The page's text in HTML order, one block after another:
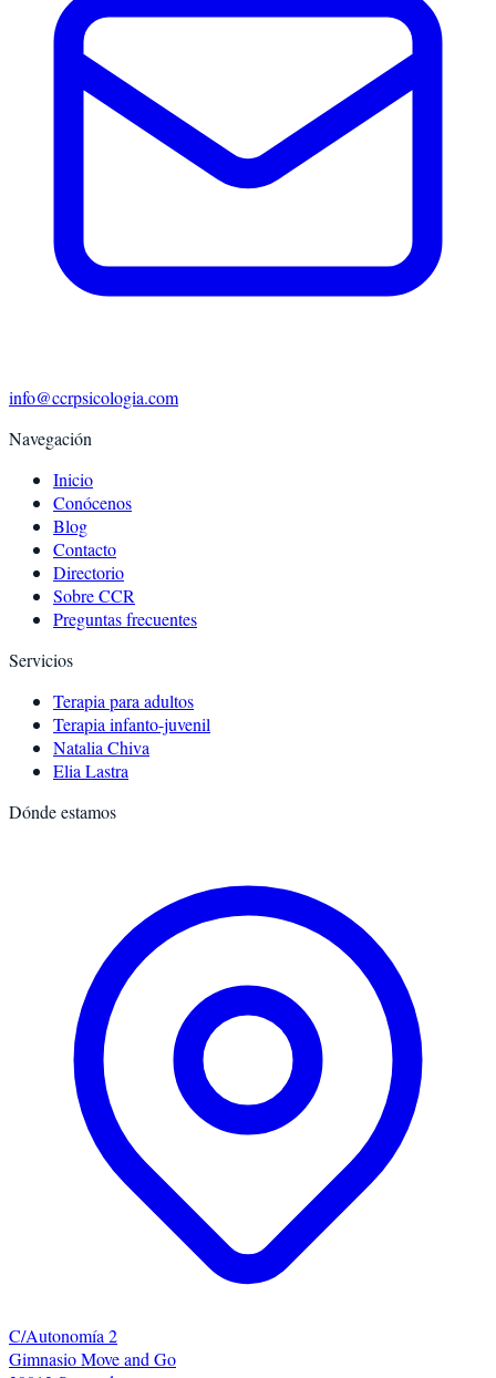
info@ccrpsicologia.com
Navegación
Inicio
Conócenos
Blog
Contacto
Directorio
Sobre CCR
Preguntas frecuentes
Servicios
Terapia para adultos
Terapia infanto-juvenil
Natalia Chiva
Elia Lastra
Dónde estamos
C/Autonomía 2
Gimnasio Move and Go